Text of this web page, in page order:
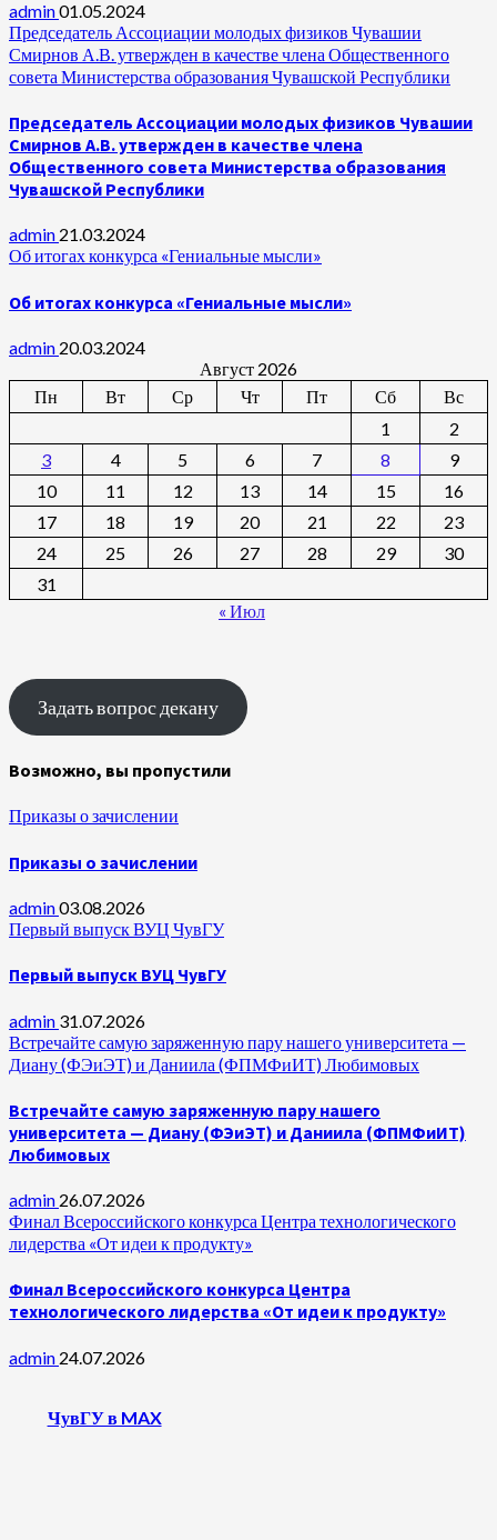
admin01.05.2024
Председатель Ассоциации молодых физиков Чувашии
Смирнов А.В. утвержден в качестве члена Общественного
совета Министерства образования Чувашской Республики
Председатель Ассоциации молодых физиков Чувашии
Смирнов А.В. утвержден в качестве члена
Общественного совета Министерства образования
Чувашской Республики
admin 21.03.2024
Об итогах конкурса «Гениальные мысли»
Об итогах конкурса «Гениальные мысли»
admin 20.03.2024
Август 2026
Пн
Вт Ср Чт Пт Сб
Вс
1
2
3
4 5 6 7 8
9
10
11 12 13 14 15
16
17
18 19 20 21 22
23
24
25 26 27 28 29
30
31
« Июл
Задать вопрос декану
Возможно, вы пропустили
Приказы о зачислении
Приказы о зачислении
admin03.08.2026
Первый выпуск ВУЦ ЧувГУ
Первый выпуск ВУЦ ЧувГУ
admin 31.07.2026
Встречайте самую заряженную пару нашего университета —
Диану (ФЭиЭТ) и Даниила (ФПМФиИТ) Любимовых
Встречайте самую заряженную пару нашего
университета — Диану (ФЭиЭТ) и Даниила (ФПМФиИТ)
Любимовых
admin 26.07.2026
Финал Всероссийского конкурса Центра технологического
лидерства «От идеи к продукту»
Финал Всероссийского конкурса Центра
технологического лидерства «От идеи к продукту»
admin 24.07.2026
ЧувГУ в MAX